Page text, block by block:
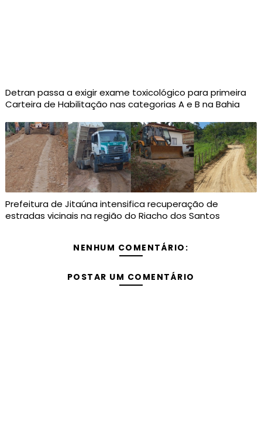
Detran passa a exigir exame toxicológico para primeira
Carteira de Habilitação nas categorias A e B na Bahia
Prefeitura de Jitaúna intensifica recuperação de
estradas vicinais na região do Riacho dos Santos
NENHUM COMENTÁRIO:
POSTAR UM COMENTÁRIO